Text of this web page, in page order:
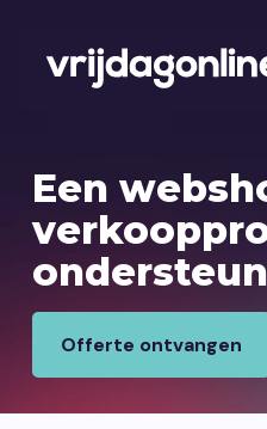
Diensten
PRFT® werkwijze
Over ons
Een
Offerte ontvangen